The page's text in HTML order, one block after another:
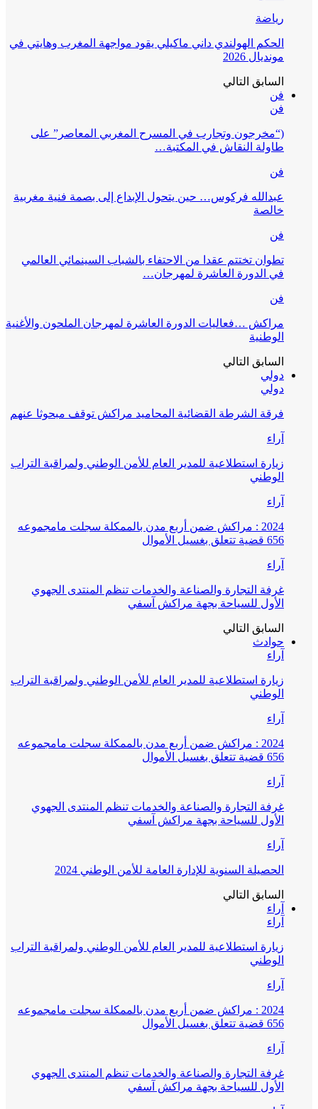
رياضة
الحكم الهولندي داني ماكيلي يقود مواجهة المغرب وهايتي في
مونديال 2026
السابق التالي
فن
فن
(“مخرجون وتجارب في المسرح المغربي المعاصر” على
طاولة النقاش في المكتبة…
فن
عبدالله فركوس… حين يتحول الإبداع إلى بصمة فنية مغربية
خالصة
فن
تطوان تختتم عقدا من الاحتفاء بالشباب السينمائي العالمي
في الدورة العاشرة لمهرجان…
فن
مراكش …فعاليات الدورة العاشرة لمهرجان الملحون والأغنية
الوطنية
السابق التالي
دولي
دولي
فرقة الشرطة القضائية المحاميد مراكش توقف مبحوثا عنهم
آراء
زيارة استطلاعية للمدير العام للأمن الوطني ولمراقبة التراب
الوطني
آراء
2024 : مراكش ضمن أربع مدن بالممكلة سجلت مامجموعه
656 قضية تتعلق بغسيل الأموال
آراء
غرفة التجارة والصناعة والخدمات تنظم المنتدى الجهوي
الأول للسياحة بجهة مراكش آسفي
السابق التالي
حوادث
آراء
زيارة استطلاعية للمدير العام للأمن الوطني ولمراقبة التراب
الوطني
آراء
2024 : مراكش ضمن أربع مدن بالممكلة سجلت مامجموعه
656 قضية تتعلق بغسيل الأموال
آراء
غرفة التجارة والصناعة والخدمات تنظم المنتدى الجهوي
الأول للسياحة بجهة مراكش آسفي
آراء
الحصيلة السنوية للإدارة العامة للأمن الوطني 2024
السابق التالي
آراء
آراء
زيارة استطلاعية للمدير العام للأمن الوطني ولمراقبة التراب
الوطني
آراء
2024 : مراكش ضمن أربع مدن بالممكلة سجلت مامجموعه
656 قضية تتعلق بغسيل الأموال
آراء
غرفة التجارة والصناعة والخدمات تنظم المنتدى الجهوي
الأول للسياحة بجهة مراكش آسفي